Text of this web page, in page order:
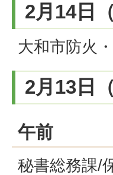
2月14日
大和市防火
2月13日
午前
秘書総務課/